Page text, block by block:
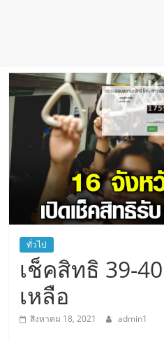
ทั่วไป
เช็คสิทธิ 39-
เหลือ
สิงหาคม 18, 2021 admin1